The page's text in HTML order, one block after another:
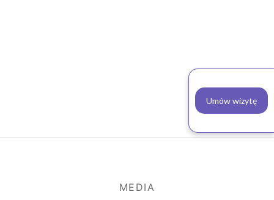
Umów wizytę
MEDIA